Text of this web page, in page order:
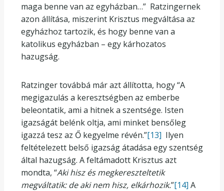
maga benne van az egyházban…” Ratzingernek
azon állítása, miszerint Krisztus megváltása az
egyházhoz tartozik, és hogy benne van a
katolikus egyházban – egy kárhozatos
hazugság.
Ratzinger továbbá már azt állította, hogy “A
megigazulás a keresztségben az emberbe
beleontatik, ami a hitnek a szentsége. Isten
igazságát belénk oltja, ami minket bensőleg
igazzá tesz az Ő kegyelme révén.”[13] Ilyen
feltételezett belső igazság átadása egy szentség
által hazugság. A feltámadott Krisztus azt
mondta, “Aki hisz és megkereszteltetik
megváltatik: de aki nem hisz, elkárhozik.”[14] A